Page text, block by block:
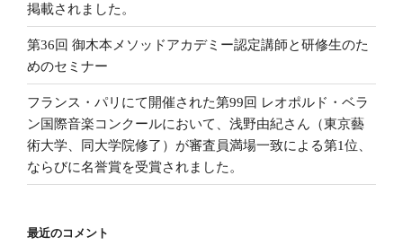
掲載されました。
第36回 御木本メソッドアカデミー認定講師と研修生のた
めのセミナー
フランス・パリにて開催された第99回 レオポルド・ベラ
ン国際音楽コンクールにおいて、浅野由紀さん（東京藝
術大学、同大学院修了）が審査員満場一致による第1位、
ならびに名誉賞を受賞されました。
最近のコメント